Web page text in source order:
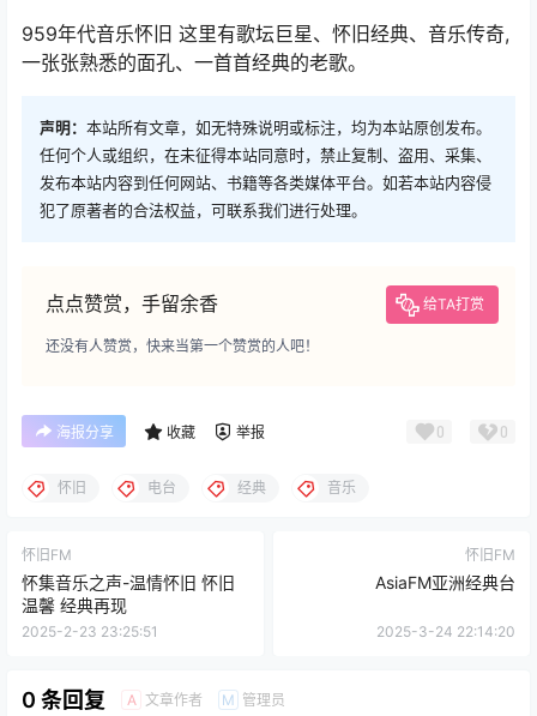
959年代音乐怀旧 这里有歌坛巨星、怀旧经典、音乐传奇,
一张张熟悉的面孔、一首首经典的老歌。
声明： 本站所有文章，如无特殊说明或标注，均为本站原创发布。
任何个人或组织，在未征得本站同意时，禁止复制、盗用、采集、
发布本站内容到任何网站、书籍等各类媒体平台。如若本站内容侵
犯了原著者的合法权益，可联系我们进行处理。
点点赞赏，手留余香 给TA打赏
还没有人赞赏，快来当第一个赞赏的人吧！
海报分享 收藏 举报 0 0
怀旧 电台 经典 音乐
怀旧FM
怀集音乐之声-温情怀旧 怀旧
温馨 经典再现
2025-2-23 23:25:51
怀旧FM
AsiaFM亚洲经典台
2025-3-24 22:14:20
0 条回复 A 文章作者 M 管理员